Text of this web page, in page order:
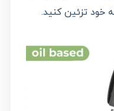
خود تزئین کنید.